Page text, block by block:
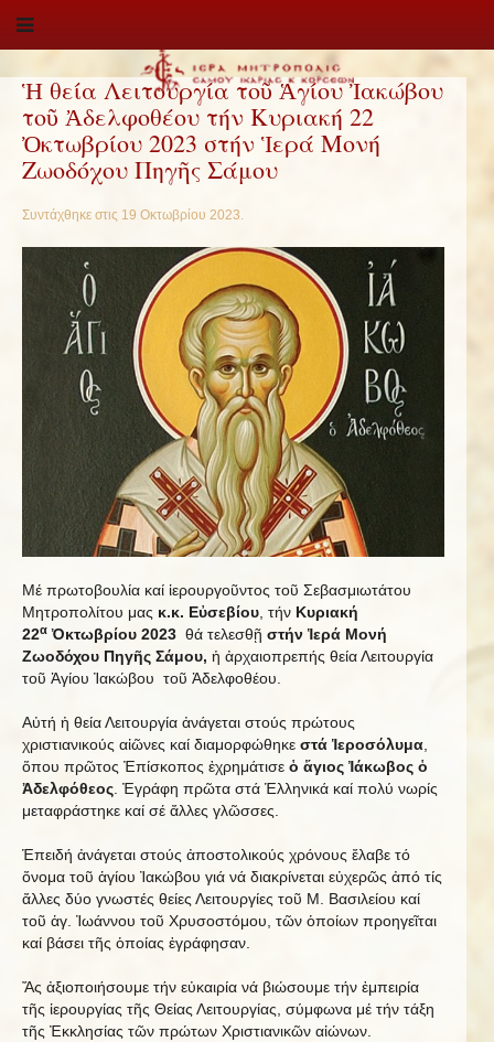
Ἡ θεία Λειτουργία τοῦ Ἁγίου Ἰακώβου
τοῦ Ἀδελφοθέου τήν Κυριακή 22
Ὀκτωβρίου 2023 στήν Ἱερά Μονή
Ζωοδόχου Πηγῆς Σάμου
Συντάχθηκε στις 19 Οκτωβρίου 2023.
Mέ πρωτοβουλία καί ἱερουργοῦντος τοῦ Σεβασμιωτάτου
Μητροπολίτου μας κ.κ. Εὐσεβίου , τήν Κυριακή
22α Ὀκτωβρίου 2023 θά τελεσθῇ στήν Ἱερά Μονή
Ζωοδόχου Πηγῆς Σάμου, ἡ ἀρχαιοπρεπής θεία Λειτουργία
τοῦ Ἁγίου Ἰακώβου τοῦ Ἀδελφοθέου.
Αὐτή ἡ θεία Λειτουργία ἀνάγεται στούς πρώτους
χριστιανικούς αἰῶνες καί διαμορφώθηκε στά Ἱεροσόλυμα
ὅπου πρῶτος Ἐπίσκοπος ἐχρημάτισε ὁ ἅγιος Ἰάκωβος ὁ
Ἀδελφόθεος . Ἐγράφη πρῶτα στά Ἑλληνικά καί πολύ νωρίς
μεταφράστηκε καί σέ ἄλλες γλῶσσες.
Ἐπειδή ἀνάγεται στούς ἀποστολικούς χρόνους ἔλαβε τό
ὄνομα τοῦ ἁγίου Ἰακώβου γιά νά διακρίνεται εὐχερῶς ἀπό τίς
ἄλλες δύο γνωστές θείες Λειτουργίες τοῦ Μ. Βασιλείου καί
τοῦ ἁγ. Ἰωάννου τοῦ Χρυσοστόμου, τῶν ὁποίων προηγεῖται
καί βάσει τῆς ὁποίας ἐγράφησαν.
Ἄς ἀξιοποιήσουμε τήν εὐκαιρία νά βιώσουμε τήν ἐμπειρία
τῆς ἱερουργίας τῆς Θείας Λειτουργίας, σύμφωνα μέ τήν τάξη
τῆς Ἐκκλησίας τῶν πρώτων Χριστιανικῶν αἰώνων.